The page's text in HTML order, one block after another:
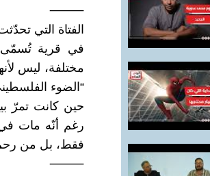
⸻
الفتاة التي
في قرية تُسمّى
مختلفة، ليس
“الضوء
حين كانت تمرّ
رغم أنّه مات في
فقط، بل من رحم
⸻